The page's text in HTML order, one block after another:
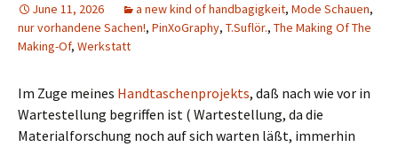
June 11, 2026 a new kind of handbagigkeit, Mode Schauen,
nur vorhandene Sachen!, PinXoGraphy, T.Suflör., The Making Of The
Making-Of, Werkstatt
Im Zuge meines Handtaschenprojekts, daß nach wie vor in
Wartestellung begriffen ist ( Wartestellung, da die
Materialforschung noch auf sich warten läßt, immerhin